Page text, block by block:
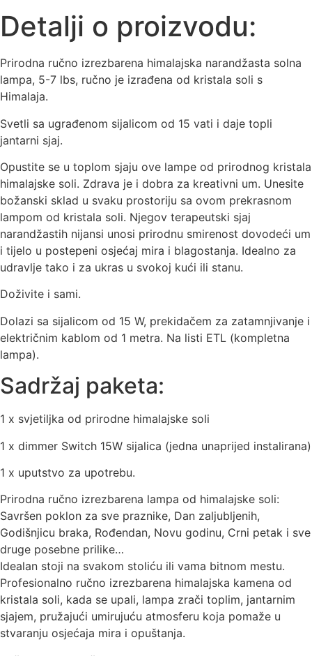
Detalji o proizvodu:
Prirodna ručno izrezbarena himalajska narandžasta solna
lampa, 5-7 lbs, ručno je izrađena od kristala soli s
Himalaja.
Svetli sa ugrađenom sijalicom od 15 vati i daje topli
jantarni sjaj.
Opustite se u toplom sjaju ove lampe od prirodnog kristala
himalajske soli. Zdrava je i dobra za kreativni um. Unesite
božanski sklad u svaku prostoriju sa ovom prekrasnom
lampom od kristala soli. Njegov terapeutski sjaj
narandžastih nijansi unosi prirodnu smirenost dovodeći um
i tijelo u postepeni osjećaj mira i blagostanja. Idealno za
udravlje tako i za ukras u svokoj kući ili stanu.
Doživite i sami.
Dolazi sa sijalicom od 15 W, prekidačem za zatamnjivanje i
električnim kablom od 1 metra. Na listi ETL (kompletna
lampa).
Sadržaj paketa:
1 x svjetiljka od prirodne himalajske soli
1 x dimmer Switch 15W sijalica (jedna unaprijed instalirana)
1 x uputstvo za upotrebu.
Prirodna ručno izrezbarena lampa od himalajske soli:
Savršen poklon za sve praznike, Dan zaljubljenih,
Godišnjicu braka, Rođendan, Novu godinu, Crni petak i sve
druge posebne prilike…
Idealan stoji na svakom stoliću ili vama bitnom mestu.
Profesionalno ručno izrezbarena himalajska kamena od
kristala soli, kada se upali, lampa zrači toplim, jantarnim
sjajem, pružajući umirujuću atmosferu koja pomaže u
stvaranju osjećaja mira i opuštanja.